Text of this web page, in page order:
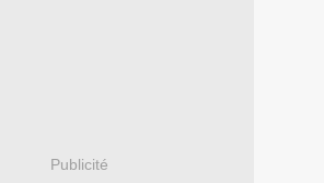
Publicité